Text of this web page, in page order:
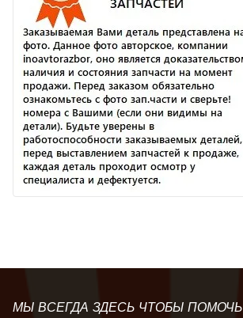
МЫ ВСЕГДА ЗДЕСЬ ЧТОБЫ ПОМОЧЬ